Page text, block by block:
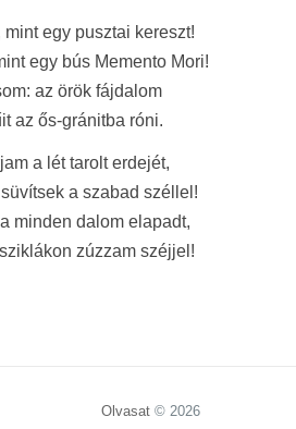
mint egy pusztai kereszt!
egy bús Memento Mori!
az örök fájdalom
az ős-gránitba róni.
a lét tarolt erdejét,
a szabad széllel!
minden dalom elapadt,
zúzzam széjjel!
Olvasat © 2026